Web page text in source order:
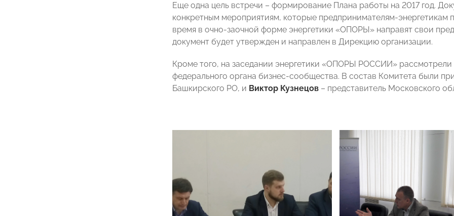
Еще одна цель встречи – формирование Плана работы на 2017 год.
конкретным мероприятиям, которые предпринимателям-
время в очно-заочной форме энергетики «ОПОРЫ» направят свои
документ будет утвержден и направлен в Дирекцию организации.
Кроме того, на заседании энергетики «ОПОРЫ РОССИИ» рассмотрели
федерального органа бизнес-сообщества. В состав Комитета были
Башкирского РО, и Виктор Кузнецов – представитель Московского